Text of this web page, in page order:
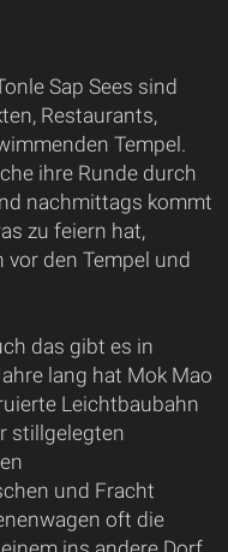
Sap Sees sind
Restaurants,
Tempel.
ihre Runde durch
nachmittags kommt
zu feiern hat,
den Tempel und
das gibt es in
lang hat Mok Mao
Leichtbaubahn
stillgelegten
und Fracht
oft die